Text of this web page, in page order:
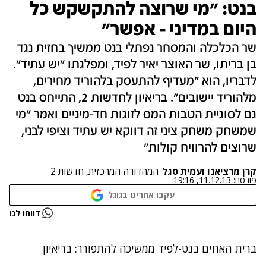
בנט: "מי שרוצה להתקשקש כל
היום במדיני - אפשר"
שר הכלכלה והמסחר נפתלי בנט ממשיך בחזית נגד
בן בריתו, שר האוצר יאיר לפיד, ומפלגתו "יש עתיד".
לדבריו, הוא "מעדיף להתעסק בלהוריד מחירים,
מלהוריד יישובים". בריאיון לחדשות 2, התייחס בנט
גם לסוגיית הטבות המס לזוגות חד-מיניים ואמר "מי
שמשחק משחק ציני זה דווקא יש עתיד וציפי לבני,
שרוצים להרוויח קולות"
קרן מרציאנו ועמית סגל המהדורה המרכזית, חדשות 2
פורסם: 11.12.13, 19:16
עקבו אחרינו בגוגל
דווחו לנו
ברית האחים בנט-לפיד ממשיכה להתפורר: בריאיון